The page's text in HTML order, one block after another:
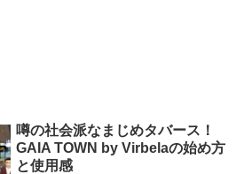
噂の社会派なまじめタバース！
GAIA TOWN by Virbelaの始め方
と使用感